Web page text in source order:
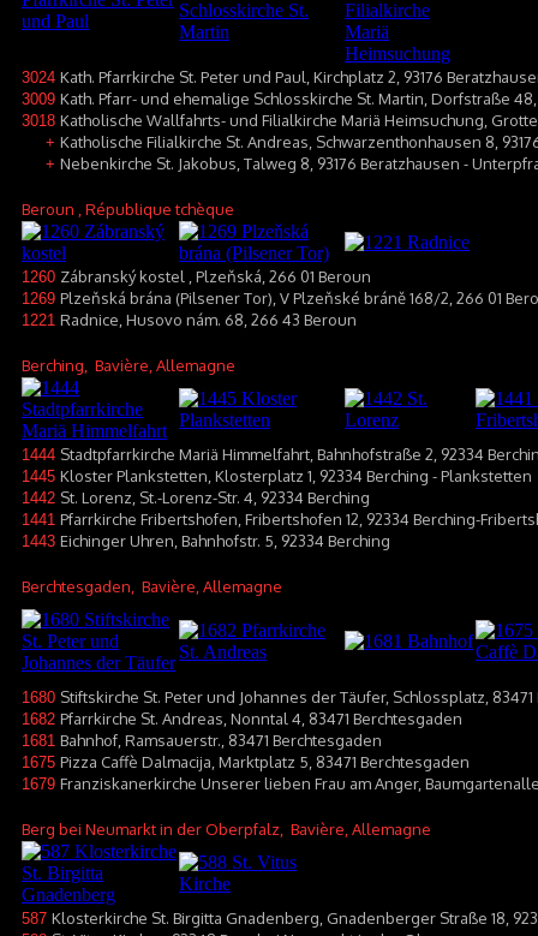
3024 Kath. Pfarrkirche St. Peter und Paul, Kirchplatz 2, 93176
3009 Kath. Pfarr- und ehemalige Schlosskirche St. Martin, Dorfstraße
3018 Katholische Wallfahrts- und Filialkirche Mariä Heimsuchung,
+ Katholische Filialkirche St. Andreas, Schwarzenthonhausen 8,
+ Nebenkirche St. Jakobus, Talweg 8, 93176 Beratzhausen -
Beroun , République tchèque
1260 Zábranský kostel , Plzeňská, 266 01 Beroun
1269 Plzeňská brána (Pilsener Tor), V Plzeňské bráně 168/2, 266 01
1221 Radnice, Husovo nám. 68, 266 43 Beroun
Berching , Bavière, Allemagne
1444 Stadtpfarrkirche Mariä Himmelfahrt, Bahnhofstraße 2, 92334
1445 Kloster Plankstetten, Klosterplatz 1, 92334 Berching - Plankstetten
1442 St. Lorenz, St.-Lorenz-Str. 4, 92334 Berching
1441 Pfarrkirche Fribertshofen, Fribertshofen 12, 92334 Berching-
1443 Eichinger Uhren, Bahnhofstr. 5, 92334 Berching
Berchtesgaden , Bavière, Allemagne
1680 Stiftskirche St. Peter und Johannes der Täufer, Schlossplatz,
1682 Pfarrkirche St. Andreas, Nonntal 4, 83471 Berchtesgaden
1681 Bahnhof, Ramsauerstr., 83471 Berchtesgaden
1675 Pizza Caffè Dalmacija, Marktplatz 5, 83471 Berchtesgaden
1679 Franziskanerkirche Unserer lieben Frau am Anger,
Berg bei Neumarkt in der Oberpfalz , Bavière, Allemagne
587 Klosterkirche St. Birgitta Gnadenberg, Gnadenberger Straße 18,